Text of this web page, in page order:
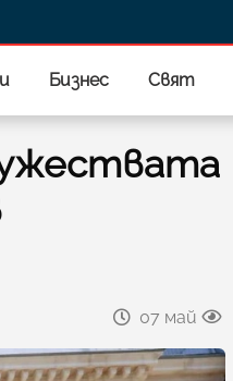
Бизнес Свят
07 май